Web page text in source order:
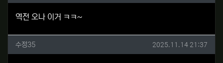
역전 오나 이거 ㅋㅋ~
수정35님의 댓글
수정35 작성일
2025.11.14 21:37